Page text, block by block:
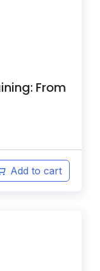
From
Add to cart